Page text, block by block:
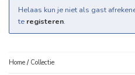
Helaas kun je niet als gast
te registeren.
Home / Collectie